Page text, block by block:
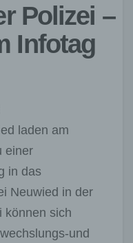
Polizei –
Infotag
laden am
einer
in das
Neuwied in der
können sich
und